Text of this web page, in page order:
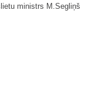
ministrs M.Segliņš